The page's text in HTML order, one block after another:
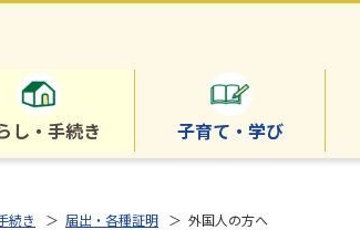
し・手続き 子育て・学び
続き ＞ 届出・各種証明 ＞ 外国人の方へ